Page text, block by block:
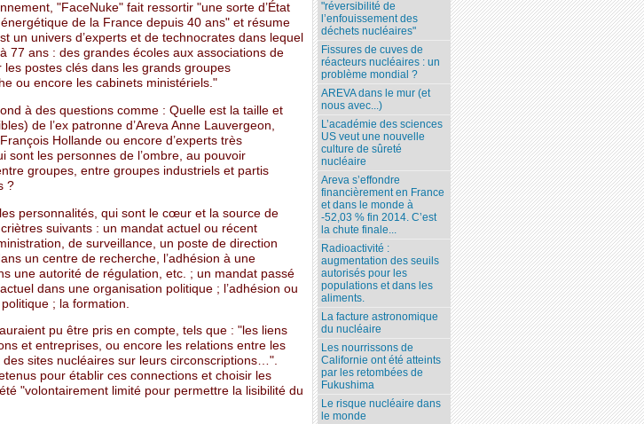
"FaceNuke" fait ressortir "une sorte d’État
de la France depuis 40 ans" et résume
un univers d’experts et de technocrates dans lequel
77 ans : des grandes écoles aux associations de
postes clés dans les grands groupes
ou encore les cabinets ministériels."
à des questions comme : Quelle est la taille et
de l’ex patronne d’Areva Anne Lauvergeon,
Hollande ou encore d’experts très
les personnes de l’ombre, au pouvoir
groupes, entre groupes industriels et partis
?
personnalités, qui sont le cœur et la source de
suivants : un mandat actuel ou récent
de surveillance, un poste de direction
un centre de recherche, l’adhésion à une
une autorité de régulation, etc. ; un mandat passé
dans une organisation politique ; l’adhésion ou
; la formation.
pu être pris en compte, tels que : "les liens
et entreprises, ou encore les relations entre les
sites nucléaires sur leurs circonscriptions…".
pour établir ces connections et choisir les
"volontairement limité pour permettre la lisibilité du
"réversibilité de
l’enfouissement des
déchets nucléaires"
Fissures de cuves de
réacteurs nucléaires : un
problème mondial ?
AREVA dans le mur (et
nous avec...)
L’académie des sciences
US veut une nouvelle
culture de sûreté
nucléaire
Areva s’effondre
financièrement en France
et dans le monde à
-52,03 % fin 2014. C’est
la chute finale...
Radioactivité :
augmentation des seuils
autorisés pour les
populations et dans les
aliments.
La facture astronomique
du nucléaire
Les nourrissons de
Californie ont été atteints
par les retombées de
Fukushima
Le risque nucléaire dans
le monde